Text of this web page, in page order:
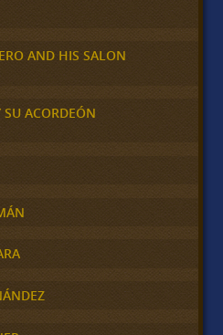
AND HIS SALON
ACORDEÓN